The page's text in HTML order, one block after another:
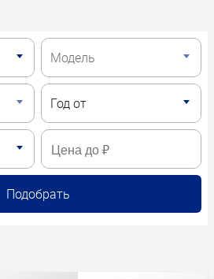
Подобрать